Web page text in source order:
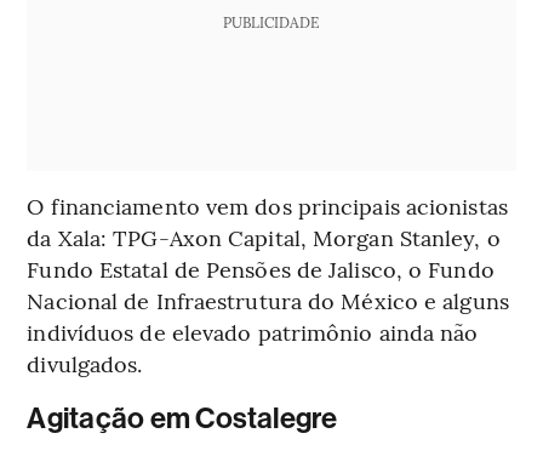
PUBLICIDADE
O financiamento vem dos principais acionistas
da Xala: TPG-Axon Capital, Morgan Stanley, o
Fundo Estatal de Pensões de Jalisco, o Fundo
Nacional de Infraestrutura do México e alguns
indivíduos de elevado patrimônio ainda não
divulgados.
Agitação em Costalegre